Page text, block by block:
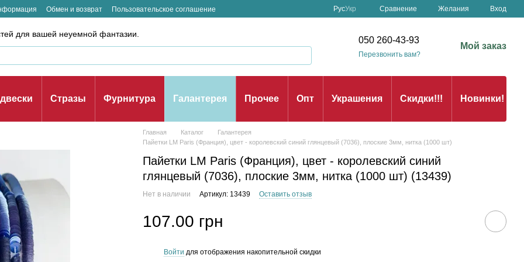
Обмен и возврат
Пользовательское соглашение
РусУкр Сравнение Желания Вход
для вашей неуемной фантазии.
050 260-43-93
Перезвонить вам?
Мой заказ
Стразы Фурнитура Галантерея Прочее Опт Украшения Скидки!!! Новинки!
Главная Каталог
Галантерея
Пайетки LM Paris (Франция), цвет - королевский синий глянцевый (7036), плоские 3мм, нитка (1000 шт)
Пайетки LM Paris (Франция), цвет - королевский синий
глянцевый (7036), плоские 3мм, нитка (1000 шт) (13439)
Нет в наличии Артикул: 13439 Оставить отзыв
107.00 грн
Войти для отображения накопительной скидки